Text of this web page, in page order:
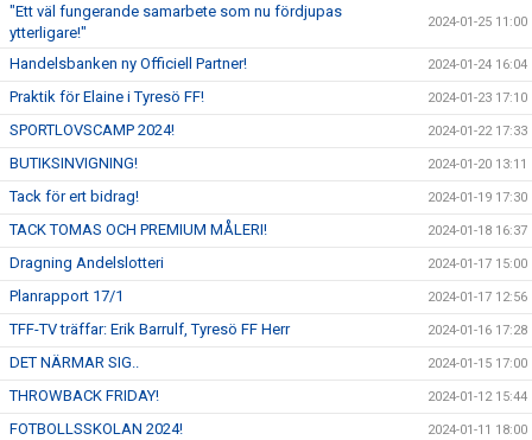
"Ett väl fungerande samarbete som nu fördjupas
ytterligare!"
2024-01-25 11:00
Handelsbanken ny Officiell Partner! 2024-01-24 16:04
Praktik för Elaine i Tyresö FF! 2024-01-23 17:10
SPORTLOVSCAMP 2024! 2024-01-22 17:33
BUTIKSINVIGNING! 2024-01-20 13:11
Tack för ert bidrag! 2024-01-19 17:30
TACK TOMAS OCH PREMIUM MÅLERI! 2024-01-18 16:37
Dragning Andelslotteri 2024-01-17 15:00
Planrapport 17/1 2024-01-17 12:56
TFF-TV träffar: Erik Barrulf, Tyresö FF Herr 2024-01-16 17:28
DET NÄRMAR SIG.. 2024-01-15 17:00
THROWBACK FRIDAY! 2024-01-12 15:44
FOTBOLLSSKOLAN 2024! 2024-01-11 18:00